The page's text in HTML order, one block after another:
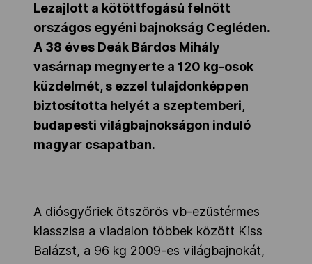
NOB
Társszervezetek
OVEP
Lezajlott a kötöttfogású felnőtt
országos egyéni bajnokság Cegléden.
A 38 éves Deák Bárdos Mihály
vasárnap megnyerte a 120 kg-osok
küzdelmét, s ezzel tulajdonképpen
biztosította helyét a szeptemberi,
budapesti világbajnokságon induló
magyar csapatban.
A diósgyőriek ötszörös vb-ezüstérmes
klasszisa a viadalon többek között Kiss
Balázst, a 96 kg 2009-es világbajnokát,